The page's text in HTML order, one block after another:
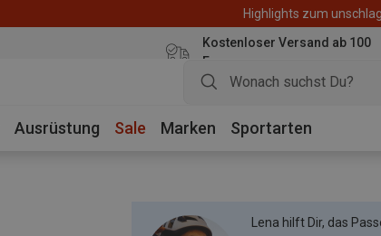
Highlights zum
Kostenloser Versand ab 100
Euro
Ausrüstung Sale Marken Sportarten
Lena hilft Dir, das